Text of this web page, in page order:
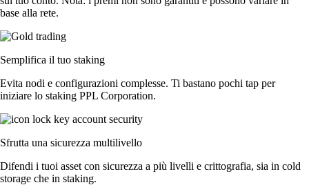
base alla rete.
Semplifica il tuo staking
Evita nodi e configurazioni complesse. Ti bastano pochi tap per
iniziare lo staking PPL Corporation.
Sfrutta una sicurezza multilivello
Difendi i tuoi asset con sicurezza a più livelli e crittografia, sia in cold
storage che in staking.